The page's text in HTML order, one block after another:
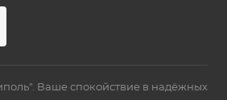
Ваше спокойствие в надёжных